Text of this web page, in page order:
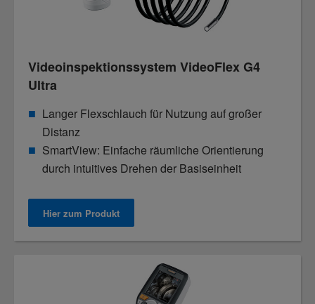
Videoinspektionssystem VideoFlex G4
Ultra
Langer Flexschlauch für Nutzung auf großer
Distanz
SmartView: Einfache räumliche Orientierung
durch intuitives Drehen der Basiseinheit
Hier zum Produkt